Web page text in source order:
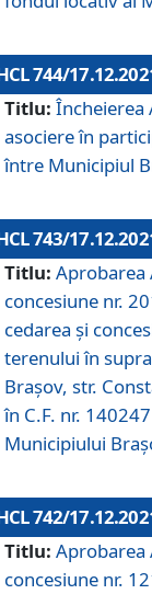
744/
Titlu: Încheierea
asociere în
între Municipiul
743/
Titlu: Aprobarea
concesiune nr.
cedarea și
terenului în
Brașov, str.
în C.F. nr.
Municipiului
742/
Titlu: Aprobarea
concesiune nr.